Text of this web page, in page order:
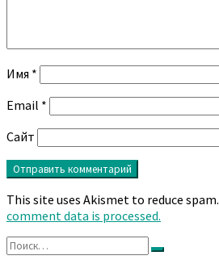
Имя *
Email *
Сайт
This site uses Akismet to reduce spam.
comment data is processed.
Найти:
Поиск